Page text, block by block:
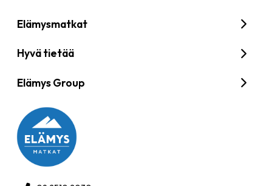
Elämysmatkat
Hyvä tietää
Elämys Group